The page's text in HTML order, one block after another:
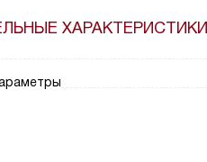
ХАРАКТЕРИСТИКИ